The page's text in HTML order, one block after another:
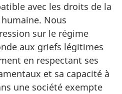
avec les droits de la
Nous
sur le régime
aux griefs légitimes
en respectant ses
et sa capacité à
une société exempte